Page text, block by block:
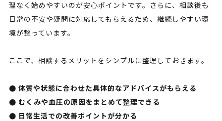
理なく始めやすいのが安心ポイントです。さらに、相談後も
日常の不安や疑問に対応してもらえるため、継続しやすい環
境が整っています。
ここで、相談するメリットをシンプルに整理しておきます。
● 体質や状態に合わせた具体的なアドバイスがもらえる
● むくみや血圧の原因をまとめて整理できる
● 日常生活での改善ポイントが分かる